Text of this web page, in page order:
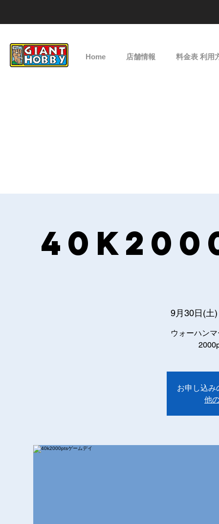
Home 店舗情報 料金表 利用
9月30日(土)
ウォーハン
お申し込
他